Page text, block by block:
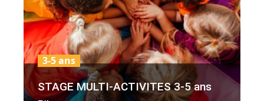
STAGE MULTI-ACTIVITES 3-5 ans
3-5 ans